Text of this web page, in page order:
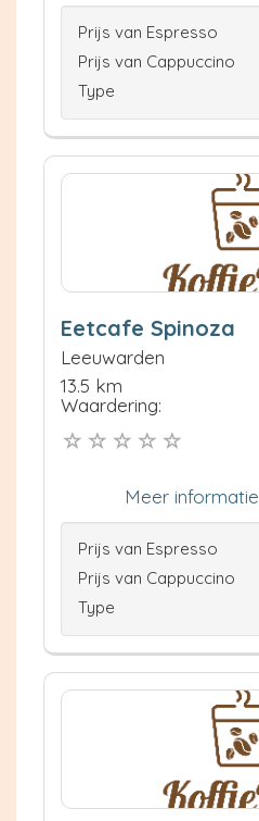
Prijs van Espresso
Prijs van Cappuccino
Type
Eetcafe Spinoza
Leeuwarden
13.5 km
Waardering:
Meer informatie
Prijs van Espresso
Prijs van Cappuccino
Type